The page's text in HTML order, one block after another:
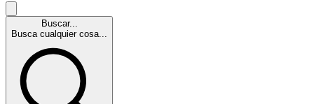
Buscar...
Busca cualquier cosa...